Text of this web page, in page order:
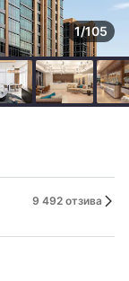
1/105
9 492 отзива